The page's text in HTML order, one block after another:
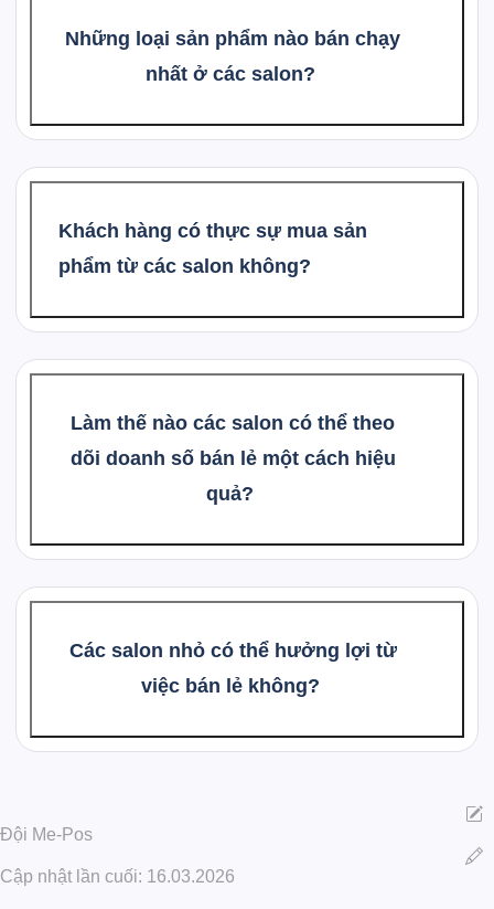
Những loại sản phẩm nào bán chạy
nhất ở các salon?
Khách hàng có thực sự mua sản
phẩm từ các salon không?
Làm thế nào các salon có thể theo
dõi doanh số bán lẻ một cách hiệu
quả?
Các salon nhỏ có thể hưởng lợi từ
việc bán lẻ không?
Đội Me-Pos
Cập nhật lần cuối: 16.03.2026